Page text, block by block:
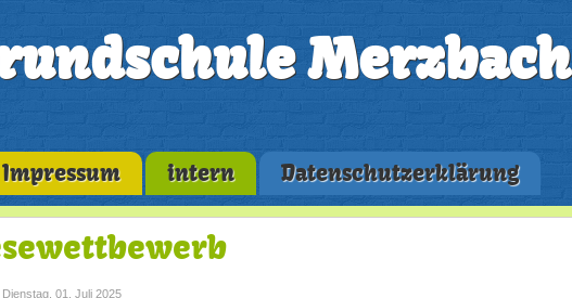
Merzbach
Impressum intern Datenschutzerklärung
01. Juli 2025